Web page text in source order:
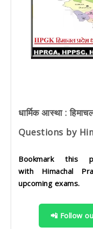
धार्मिक आस्था :
Questions by
Bookmark this
with Himachal
upcoming exams.
📲 Follow